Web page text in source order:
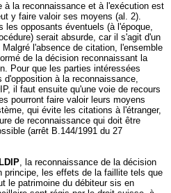
à la reconnaissance et à l'exécution est
y faire valoir ses moyens (al. 2).
les opposants éventuels (à l'époque,
serait absurde, car il s'agit d'un
l'absence de citation, l'ensemble
de la décision reconnaissant la
Pour que les parties intéressées
à la reconnaissance,
il faut ensuite qu'une voie de recours
pourront faire valoir leurs moyens
qui évite les citations à l'étranger,
de reconnaissance qui doit être
(arrêt B.144/1991 du 27
, la reconnaissance de la décision
principe, les effets de la faillite tels que
le patrimoine du débiteur sis en